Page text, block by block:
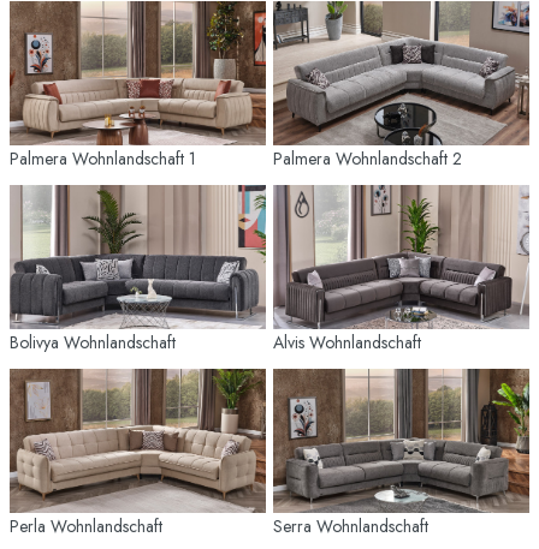
Palmera Wohnlandschaft 1 Palmera Wohnlandschaft 2
Bolivya Wohnlandschaft Alvis Wohnlandschaft
Perla Wohnlandschaft Serra Wohnlandschaft